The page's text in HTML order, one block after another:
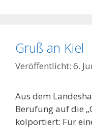
Gruß an Kiel
6.
Aus dem
Berufung auf die
kolportiert: Für